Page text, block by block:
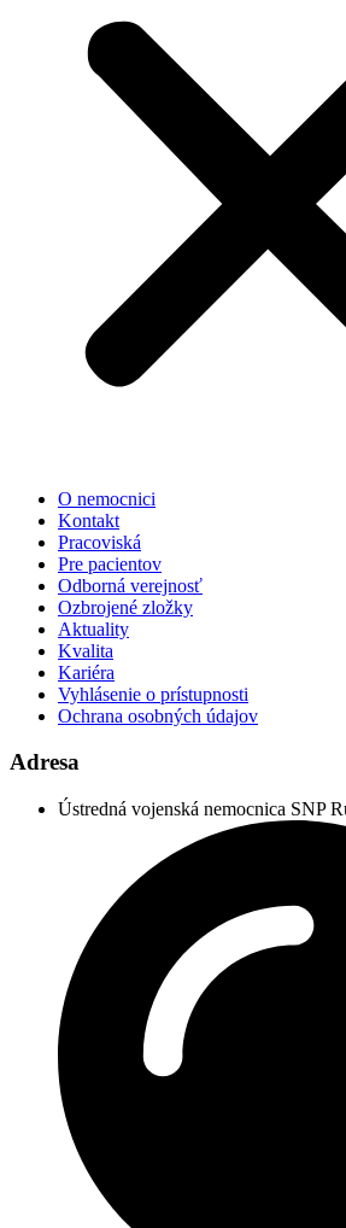
O nemocnici
Kontakt
Pracoviská
Pre pacientov
Odborná verejnosť
Ozbrojené zložky
Aktuality
Kvalita
Kariéra
Vyhlásenie o prístupnosti
Ochrana osobných údajov
Adresa
Ústredná vojenská nemocnica SNP